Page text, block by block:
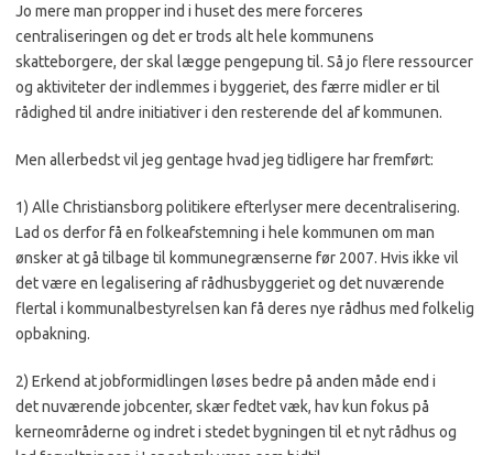
Jo mere man propper ind i huset des mere forceres
centraliseringen og det er trods alt hele kommunens
skatteborgere, der skal lægge pengepung til. Så jo flere ressourcer
og aktiviteter der indlemmes i byggeriet, des færre midler er til
rådighed til andre initiativer i den resterende del af kommunen.
Men allerbedst vil jeg gentage hvad jeg tidligere har fremført:
1) Alle Christiansborg politikere efterlyser mere decentralisering.
Lad os derfor få en folkeafstemning i hele kommunen om man
ønsker at gå tilbage til kommunegrænserne før 2007. Hvis ikke vil
det være en legalisering af rådhusbyggeriet og det nuværende
flertal i kommunalbestyrelsen kan få deres nye rådhus med folkelig
opbakning.
2) Erkend at jobformidlingen løses bedre på anden måde end i
det nuværende jobcenter, skær fedtet væk, hav kun fokus på
kerneområderne og indret i stedet bygningen til et nyt rådhus og